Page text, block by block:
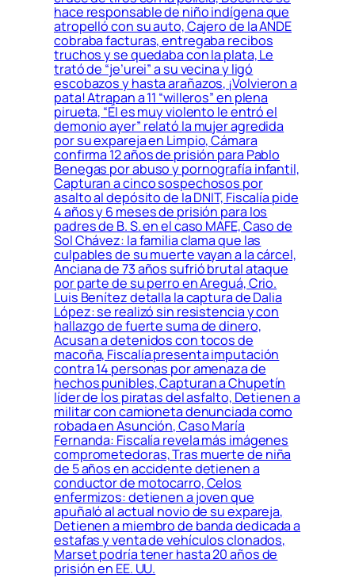
hace responsable de niño indígena que
atropelló con su auto, Cajero de la ANDE
cobraba facturas, entregaba recibos
truchos y se quedaba con la plata, Le
trató de “je’urei” a su vecina y ligó
escobazos y hasta arañazos, ¡Volvieron a
pata! Atrapan a 11 “willeros” en plena
pirueta, “Él es muy violento le entró el
demonio ayer” relató la mujer agredida
por su expareja en Limpio, Cámara
confirma 12 años de prisión para Pablo
Benegas por abuso y pornografía infantil,
Capturan a cinco sospechosos por
asalto al depósito de la DNIT, Fiscalía pide
4 años y 6 meses de prisión para los
padres de B. S. en el caso MAFE, Caso de
Sol Chávez: la familia clama que las
culpables de su muerte vayan a la cárcel,
Anciana de 73 años sufrió brutal ataque
por parte de su perro en Areguá, Crio.
Luis Benítez detalla la captura de Dalia
López: se realizó sin resistencia y con
hallazgo de fuerte suma de dinero,
Acusan a detenidos con tocos de
macoña, Fiscalía presenta imputación
contra 14 personas por amenaza de
hechos punibles, Capturan a Chupetín
líder de los piratas del asfalto, Detienen a
militar con camioneta denunciada como
robada en Asunción, Caso María
Fernanda: Fiscalía revela más imágenes
comprometedoras, Tras muerte de niña
de 5 años en accidente detienen a
conductor de motocarro, Celos
enfermizos: detienen a joven que
apuñaló al actual novio de su expareja,
Detienen a miembro de banda dedicada a
estafas y venta de vehículos clonados,
Marset podría tener hasta 20 años de
prisión en EE. UU.